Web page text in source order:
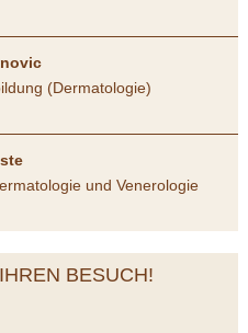
(Dermatologie)
und Venerologie
BESUCH!